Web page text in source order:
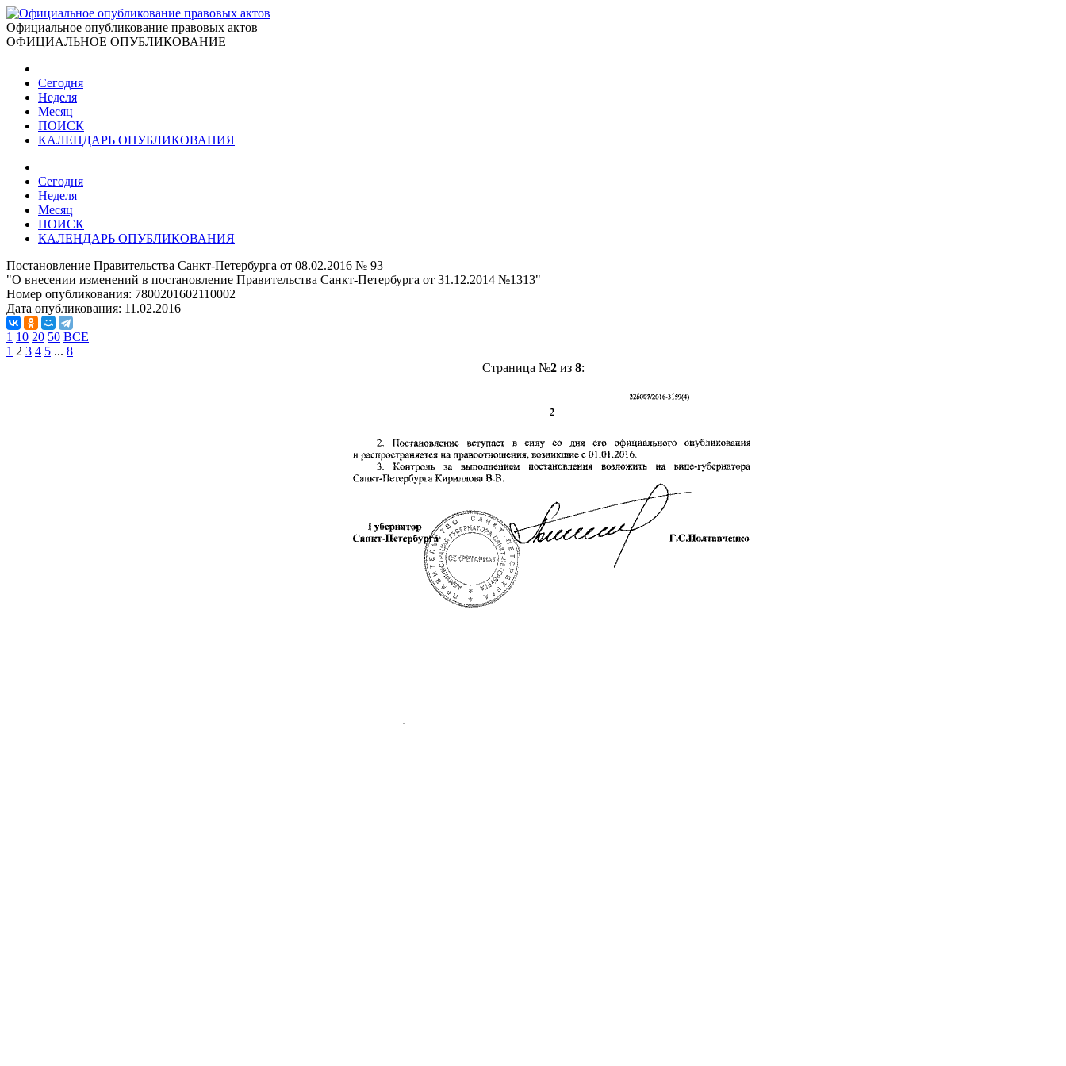
Официальное опубликование правовых актов
ОФИЦИАЛЬНОЕ ОПУБЛИКОВАНИЕ
Сегодня
Неделя
Месяц
ПОИСК
КАЛЕНДАРЬ ОПУБЛИКОВАНИЯ
Сегодня
Неделя
Месяц
ПОИСК
КАЛЕНДАРЬ ОПУБЛИКОВАНИЯ
Постановление Правительства Санкт-Петербурга от 08.02.2016 № 93
"О внесении изменений в постановление Правительства Санкт-Петербурга от 31.12.2014 №1313"
Номер опубликования: 7800201602110002
Дата опубликования: 11.02.2016
1 10 20 50 ВСЕ
1 2 3 4 5 ... 8
Страница №2из 8: